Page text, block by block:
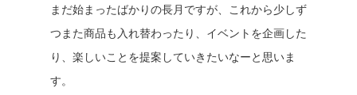
まだ始まったばかりの長月ですが、これから少しず
つまた商品も入れ替わったり、イベントを企画した
り、楽しいことを提案していきたいなーと思いま
す。